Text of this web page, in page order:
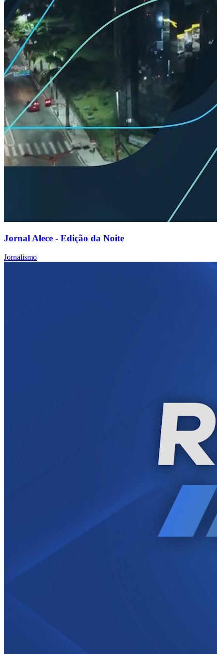
Jornal Alece - Edição da Noite
Jornalismo